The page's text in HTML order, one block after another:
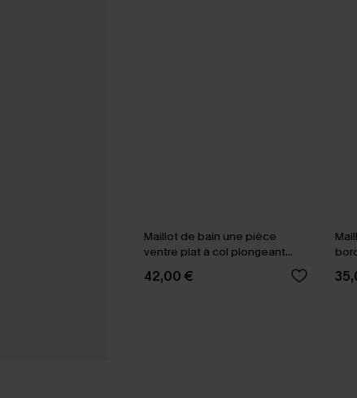
Maillot de bain une pièce
ventre plat à col plongeant
tour de cou
42,00 €